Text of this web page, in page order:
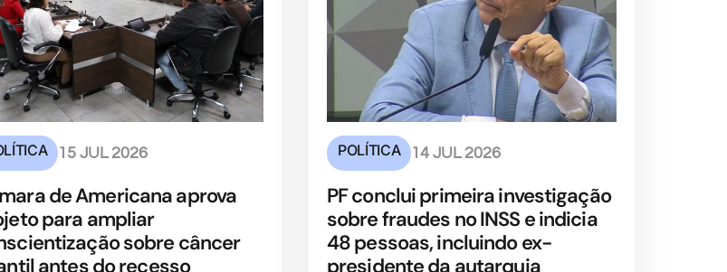
15 JUL 2026
de Americana aprova
para ampliar
sobre câncer
antes do recesso
POLÍTICA 14 JUL 2026
PF conclui primeira investigação
sobre fraudes no INSS e indicia
48 pessoas, incluindo ex-
presidente da autarquia